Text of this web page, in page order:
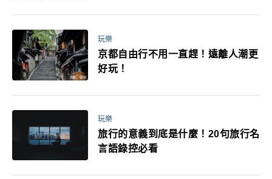
玩樂
京都自由行不用一直趕！遠離人潮更
好玩！
玩樂
旅行的意義到底是什麼！20句旅行名
言語錄控必看